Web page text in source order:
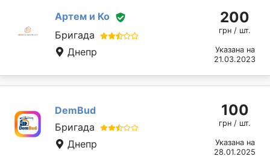
Артем и Ко
Бригада
Днепр
200
грн / шт.
Указана на
21.03.2023
DemBud
Бригада
Днепр
100
грн / шт.
Указана на
28.01.2025